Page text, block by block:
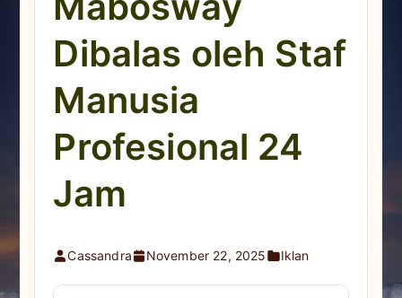
Dibalas oleh Staf
Manusia
Profesional 24
Jam
Cassandra November 22, 2025 Iklan